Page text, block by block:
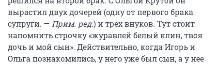
вырастил двух дочерей (одну от первого брака
супруги. — Прим. ред.) и трех внуков. Тут стоит
напомнить строчку «журавлей белый клин, твоя
дочь и мой сын». Действительно, когда Игорь и
Ольга познакомились, у него уже был сын, а у нее